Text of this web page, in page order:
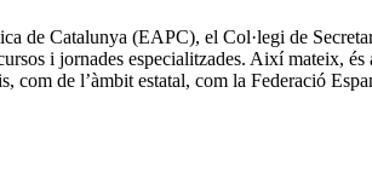
de Catalunya (EAPC), el Col·legi de
i jornades especialitzades. Així mateix, és
com de l’àmbit estatal, com la Federació